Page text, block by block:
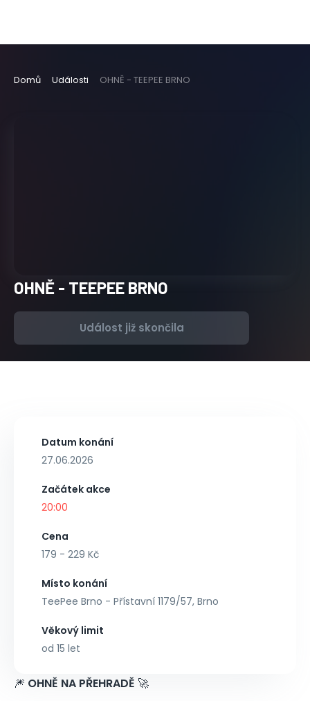
Domů Události OHNĚ - TEEPEE BRNO
OHNĚ - TEEPEE BRNO
Událost již skončila
Datum konání
27.06.2026
Začátek akce
20:00
Cena
179 - 229 Kč
Místo konání
TeePee Brno - Přístavní 1179/57, Brno
Věkový limit
od 15 let
🎆 OHNĚ NA PŘEHRADĚ 🚀